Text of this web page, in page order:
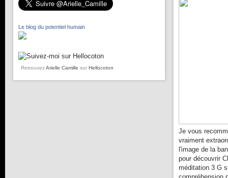
Le blog du potentiel humain
RetrouvezArielle Camille sur Hellocoton
Je vous
vraiment
l'image de la
pour découvrir
méditation 3 G